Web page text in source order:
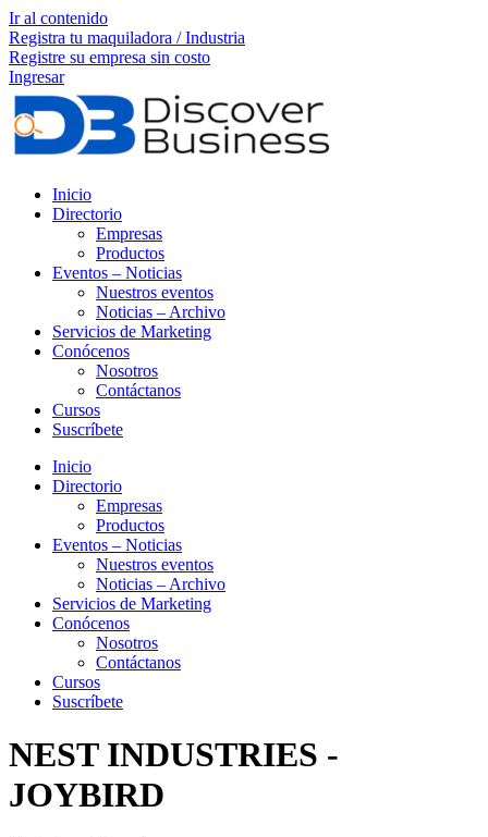
Ir al contenido
Registra tu maquiladora / Industria
Registre su empresa sin costo
Ingresar
Inicio
Directorio
Empresas
Productos
Eventos – Noticias
Nuestros eventos
Noticias – Archivo
Servicios de Marketing
Conócenos
Nosotros
Contáctanos
Cursos
Suscríbete
Inicio
Directorio
Empresas
Productos
Eventos – Noticias
Nuestros eventos
Noticias – Archivo
Servicios de Marketing
Conócenos
Nosotros
Contáctanos
Cursos
Suscríbete
NEST INDUSTRIES -
JOYBIRD